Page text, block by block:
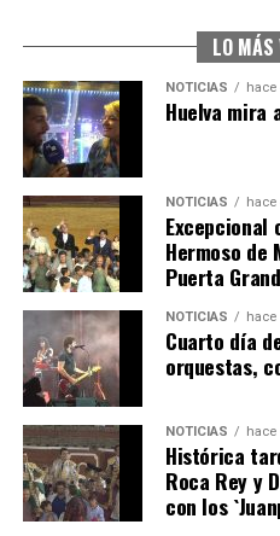
6º DÍA DE LAS FIESTAS
hace 3 días Huelvatv
LO
NOTICIAS hace
Huelva mira
NOTICIAS hace
Excepcional
Hermoso de
Puerta
NOTICIAS hace
Cuarto día
orquestas,
NOTICIAS hace
Histórica
Roca Rey y
con los